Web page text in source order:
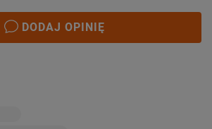
DODAJ OPINIĘ